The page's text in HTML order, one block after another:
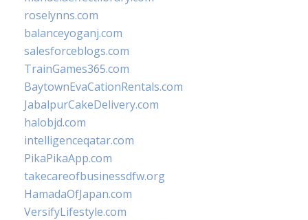
roselynns.com
balanceyoganj.com
salesforceblogs.com
TrainGames365.com
BaytownEvaCationRentals.com
JabalpurCakeDelivery.com
halobjd.com
intelligenceqatar.com
PikaPikaApp.com
takecareofbusinessdfw.org
HamadaOfJapan.com
VersifyLifestyle.com